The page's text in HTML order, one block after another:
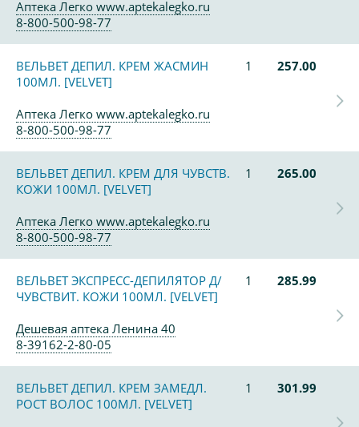
Аптека Легко www.aptekalegko.ru
8-800-500-98-77
ВЕЛЬВЕТ ДЕПИЛ. КРЕМ ЖАСМИН
100МЛ. [VELVET]
1 257.00
Аптека Легко www.aptekalegko.ru
8-800-500-98-77
ВЕЛЬВЕТ ДЕПИЛ. КРЕМ ДЛЯ ЧУВСТВ.
КОЖИ 100МЛ. [VELVET]
1 265.00
Аптека Легко www.aptekalegko.ru
8-800-500-98-77
ВЕЛЬВЕТ ЭКСПРЕСС-ДЕПИЛЯТОР Д/
ЧУВСТВИТ. КОЖИ 100МЛ. [VELVET]
1 285.99
Дешевая аптека Ленина 40
8-39162-2-80-05
ВЕЛЬВЕТ ДЕПИЛ. КРЕМ ЗАМЕДЛ.
РОСТ ВОЛОС 100МЛ. [VELVET]
1 301.99